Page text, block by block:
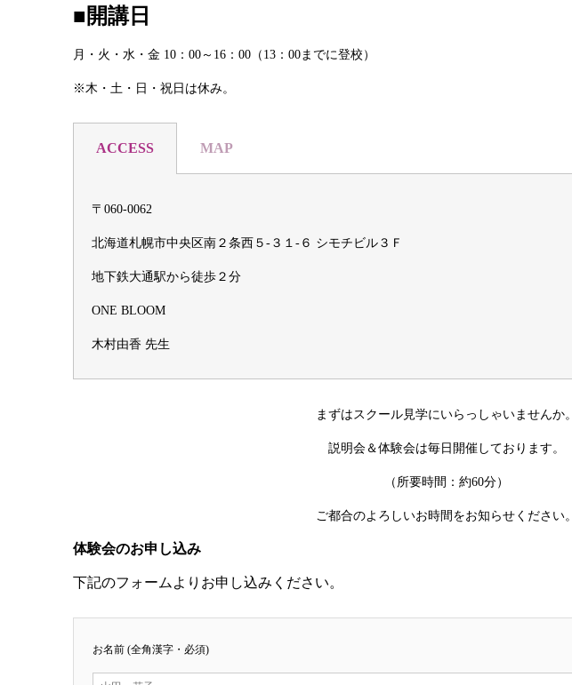
■開講日
月・火・水・金 10：00～16：00（13：00までに登校）
※木・土・日・祝日は休み。
ACCESS MAP
〒060-0062
北海道札幌市中央区南２条西５-３１-６ シモチビル３Ｆ
地下鉄大通駅から徒歩２分
ONE BLOOM
木村由香 先生
まずはスクール見学にいらっしゃいませんか。
説明会＆体験会は毎日開催しております。
（所要時間：約60分）
ご都合のよろしいお時間をお知らせください。
体験会のお申し込み
下記のフォームよりお申し込みください。
お名前 (全角漢字・必須)